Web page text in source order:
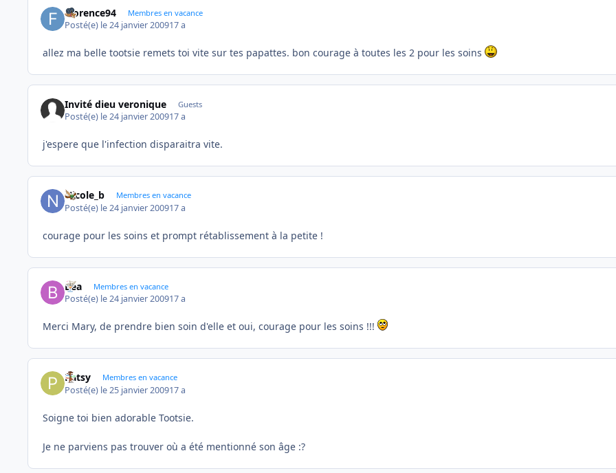
Florence94 Membres en vacance
Posté(e) le 24 janvier 200917 a
allez ma belle tootsie remets toi vite sur tes papattes. bon courage à toutes les 2 pour les soins
Invité dieu veronique Guests
Posté(e) le 24 janvier 200917 a
j'espere que l'infection disparaitra vite.
Nicole_b Membres en vacance
Posté(e) le 24 janvier 200917 a
courage pour les soins et prompt rétablissement à la petite !
Bea Membres en vacance
Posté(e) le 24 janvier 200917 a
Merci Mary, de prendre bien soin d'elle et oui, courage pour les soins !!!
Patsy Membres en vacance
Posté(e) le 25 janvier 200917 a
Soigne toi bien adorable Tootsie.
Je ne parviens pas trouver où a été mentionné son âge :?